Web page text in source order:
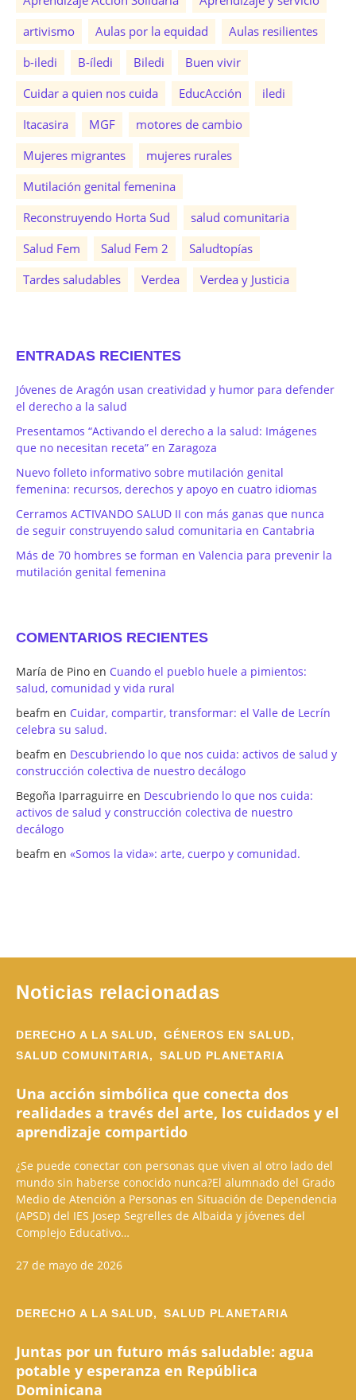
artivismo
Aulas por la equidad
Aulas resilientes
b-iledi
B-íledi Biledi
Buen vivir
Cuidar a quien nos cuida
EducAcción
iledi
Itacasira
MGF
motores de cambio
Mujeres migrantes
mujeres rurales
Mutilación genital femenina
Reconstruyendo Horta Sud
salud comunitaria
Salud Fem
Salud Fem 2
Saludtopías
Tardes saludables
Verdea Verdea y Justicia
ENTRADAS RECIENTES
Jóvenes de Aragón usan creatividad y humor para defender
el derecho a la salud
Presentamos “Activando el derecho a la salud: Imágenes
que no necesitan receta” en Zaragoza
Nuevo folleto informativo sobre mutilación genital
femenina: recursos, derechos y apoyo en cuatro idiomas
Cerramos ACTIVANDO SALUD II con más ganas que nunca
de seguir construyendo salud comunitaria en Cantabria
Más de 70 hombres se forman en Valencia para prevenir la
mutilación genital femenina
COMENTARIOS RECIENTES
María de Pino en Cuando el pueblo huele a pimientos:
salud, comunidad y vida rural
beafm en Cuidar, compartir, transformar: el Valle de Lecrín
celebra su salud.
beafm en Descubriendo lo que nos cuida: activos de salud y
construcción colectiva de nuestro decálogo
Begoña Iparraguirre en Descubriendo lo que nos cuida:
activos de salud y construcción colectiva de nuestro
decálogo
beafm en «Somos la vida»: arte, cuerpo y comunidad.
Noticias relacionadas
DERECHO A LA SALUD,
GÉNEROS EN SALUD,
SALUD COMUNITARIA,
SALUD PLANETARIA
Una acción simbólica que conecta dos
realidades a través del arte, los cuidados y el
aprendizaje compartido
¿Se puede conectar con personas que viven al otro lado del
mundo sin haberse conocido nunca?El alumnado del Grado
Medio de Atención a Personas en Situación de Dependencia
(APSD) del IES Josep Segrelles de Albaida y jóvenes del
Complejo Educativo…
27 de mayo de 2026
DERECHO A LA SALUD, SALUD PLANETARIA
Juntas por un futuro más saludable: agua
potable y esperanza en República
Dominicana